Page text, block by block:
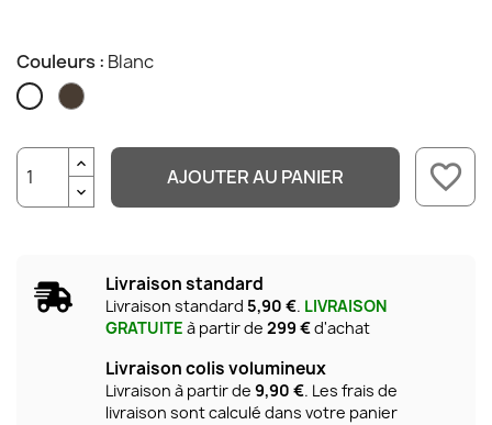
Couleurs : Blanc
BlancTaupe
AJOUTER AU PANIER favorite_border
Livraison standard
Livraison standard 5,90 €. LIVRAISON
GRATUITE à partir de 299 €d'achat
Livraison colis volumineux
Livraison à partir de 9,90 €. Les frais de
livraison sont calculé dans votre panier